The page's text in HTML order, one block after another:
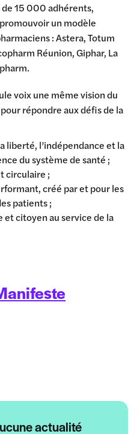
actualité
15 000 adhérents,
un modèle
: Astera, Totum
Réunion, Giphar, La
voix une même vision du
répondre aux défis de la
liberté, l’indépendance et la
du système de santé ;
circulaire ;
créé par et pour les
patients ;
citoyen au service de la